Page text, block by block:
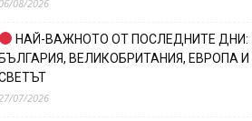
08/2026
НАЙ-ВАЖНОТО ОТ ПОСЛЕДНИТЕ ДНИ:
ВЕЛИКОБРИТАНИЯ, ЕВРОПА И
07/2026